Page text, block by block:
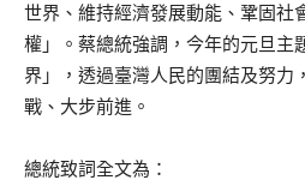
世界、維持經濟發展動能、鞏固社
權」。蔡總統強調，今年的元旦主
界」，透過臺灣人民的團結及努力
戰、大步前進。
總統致詞全文為：